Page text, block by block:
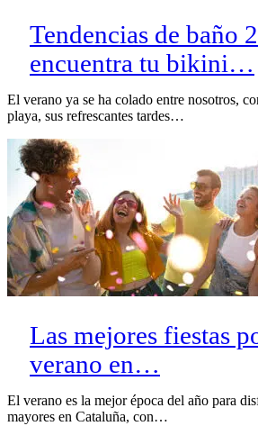
Tendencias de baño
encuentra tu bikini…
El verano ya se ha colado entre nosotros,
playa, sus refrescantes tardes…
Las mejores fiestas
verano en…
El verano es la mejor época del año para
mayores en Cataluña, con…